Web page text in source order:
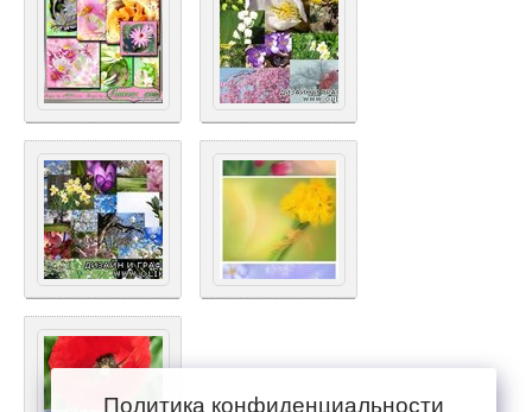
Политика конфиденциальности